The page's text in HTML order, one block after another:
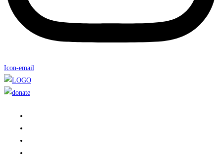
Icon-email